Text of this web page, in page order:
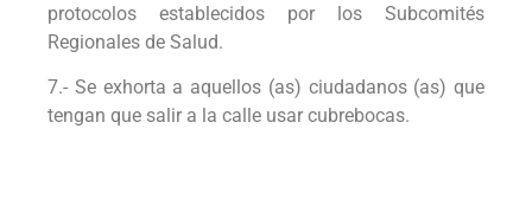
protocolos establecidos por los Subcomités
Regionales de Salud.
7.- Se exhorta a aquellos (as) ciudadanos (as) que
tengan que salir a la calle usar cubrebocas.